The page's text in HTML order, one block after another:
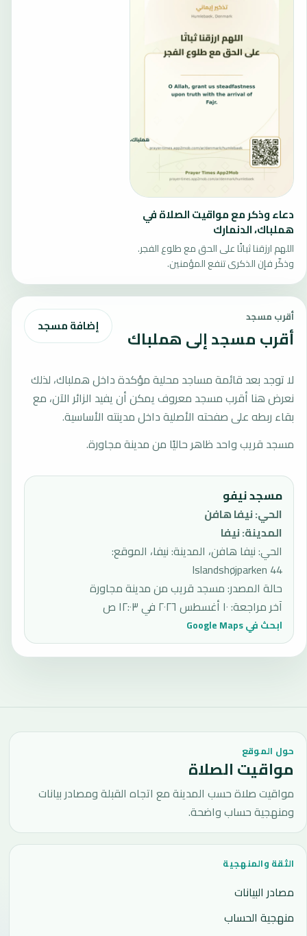
دعاء وذكر مع مواقيت الصلاة في
هملباك، الدنمارك
اللهم ارزقنا ثباتًا على الحق مع طلوع الفجر.
وذكّر فإن الذكرى تنفع المؤمنين.
أقرب مسجد
أقرب مسجد إلى هملباك إضافة مسجد
لا توجد بعد قائمة مساجد محلية مؤكدة داخل هملباك، لذلك
نعرض هنا أقرب مسجد معروف يمكن أن يفيد الزائر الآن، مع
بقاء ربطه على صفحته الأصلية داخل مدينته الأساسية.
مسجد قريب واحد ظاهر حاليًا من مدينة مجاورة.
مسجد نيفو
الحي:نيفا هافن
المدينة:نيفا
الحي: نيفا هافن، المدينة: نيفا، الموقع:
Islandshøjparken 44
حالة المصدر:مسجد قريب من مدينة مجاورة
آخر مراجعة:١٠ أغسطس ٢٠٢٦ في ١٢:٠٣ ص
ابحث في Google Maps
حول الموقع
مواقيت الصلاة
مواقيت صلاة حسب المدينة مع اتجاه القبلة ومصادر بيانات
ومنهجية حساب واضحة.
الثقة والمنهجية
مصادر البيانات
منهجية الحساب